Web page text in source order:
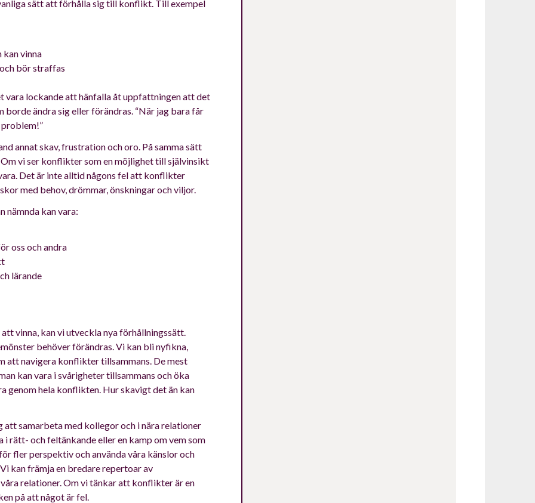
sätt att förhålla sig till konflikt. Till exempel
vinna
bör straffas
lockande att hänfalla åt uppfattningen att det
borde ändra sig eller förändras. “När jag bara får
annat skav, frustration och oro. På samma sätt
vi ser konflikter som en möjlighet till självinsikt
Det är inte alltid någons fel att konflikter
med behov, drömmar, önskningar och viljor.
nämnda kan vara:
oss och andra
lärande
vinna, kan vi utveckla nya förhållningssätt.
behöver förändras. Vi kan bli nyfikna,
att navigera konflikter tillsammans. De mest
kan vara i svårigheter tillsammans och öka
genom hela konflikten. Hur skavigt det än kan
att samarbeta med kollegor och i nära relationer
rätt- och feltänkande eller en kamp om vem som
fler perspektiv och använda våra känslor och
kan främja en bredare repertoar av
relationer. Om vi tänkar att konflikter är en
på att något är fel.